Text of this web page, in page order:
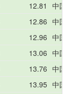
12.81
中国
12.86 中国
12.96 中国
13.06 中国
13.76 中国
13.95 中国